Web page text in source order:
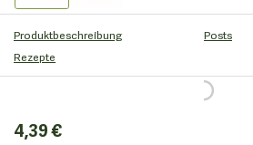
Produktbeschreibung
Posts
Rezepte
4,39 €